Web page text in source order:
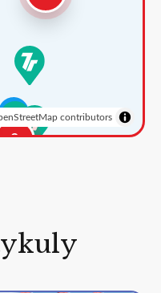
2
contributors